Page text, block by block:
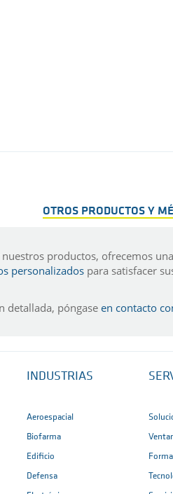
OTROS PRODUCTOS Y
productos, ofrecemos
personalizados para satisfacer
detallada, póngaseen contacto
INDUSTRIAS
Aeroespacial
Biofarma
Edificio
Defensa